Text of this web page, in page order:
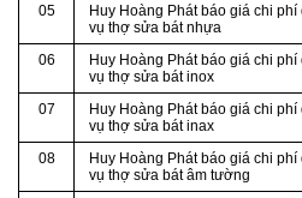
05
Huy Hoàng Phát báo giá chi phí
vụ thợ sửa bát nhựa
06
Huy Hoàng Phát báo giá chi phí
vụ thợ sửa bát inox
07
Huy Hoàng Phát báo giá chi phí
vụ thợ sửa bát inax
08
Huy Hoàng Phát báo giá chi phí
vụ thợ sửa bát âm tường